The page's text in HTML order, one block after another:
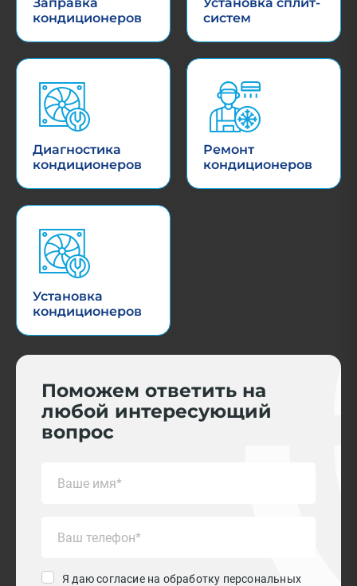
кондиционеров
систем
Диагностика
кондиционеров
Ремонт
кондиционеров
Установка
кондиционеров
Поможем ответить на
любой интересующий
вопрос
Я даю согласие на обработку персональных